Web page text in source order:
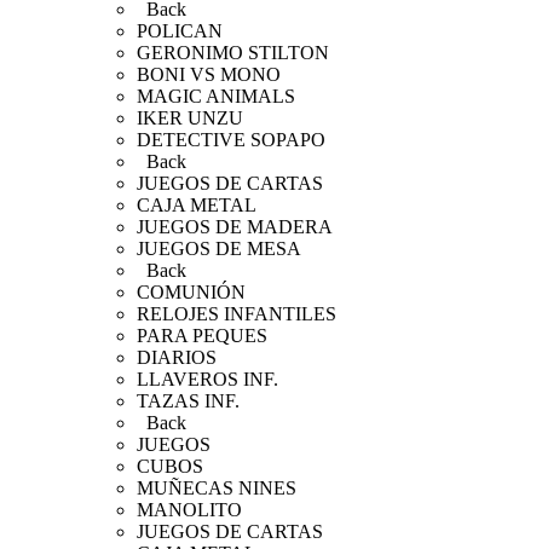
Back
POLICAN
GERONIMO STILTON
BONI VS MONO
MAGIC ANIMALS
IKER UNZU
DETECTIVE SOPAPO
Back
JUEGOS DE CARTAS
CAJA METAL
JUEGOS DE MADERA
JUEGOS DE MESA
Back
COMUNIÓN
RELOJES INFANTILES
PARA PEQUES
DIARIOS
LLAVEROS INF.
TAZAS INF.
Back
JUEGOS
CUBOS
MUÑECAS NINES
MANOLITO
JUEGOS DE CARTAS